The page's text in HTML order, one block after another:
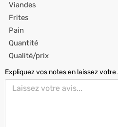
Viandes
Frites
Pain
Quantité
Qualité/prix
Expliquez vos notes en laissez votre